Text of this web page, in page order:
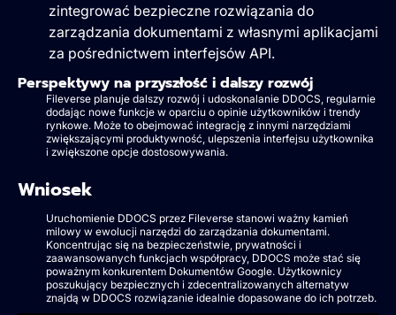
zintegrować bezpieczne rozwiązania do
zarządzania dokumentami z własnymi aplikacjami
za pośrednictwem interfejsów API.
Perspektywy na przyszłość i dalszy rozwój
Fileverse planuje dalszy rozwój i udoskonalanie DDOCS, regularnie
dodając nowe funkcje w oparciu o opinie użytkowników i trendy
rynkowe. Może to obejmować integrację z innymi narzędziami
zwiększającymi produktywność, ulepszenia interfejsu użytkownika
i zwiększone opcje dostosowywania.
Wniosek
Uruchomienie DDOCS przez Fileverse stanowi ważny kamień
milowy w ewolucji narzędzi do zarządzania dokumentami.
Koncentrując się na bezpieczeństwie, prywatności i
zaawansowanych funkcjach współpracy, DDOCS może stać się
poważnym konkurentem Dokumentów Google. Użytkownicy
poszukujący bezpiecznych i zdecentralizowanych alternatyw
znajdą w DDOCS rozwiązanie idealnie dopasowane do ich potrzeb.